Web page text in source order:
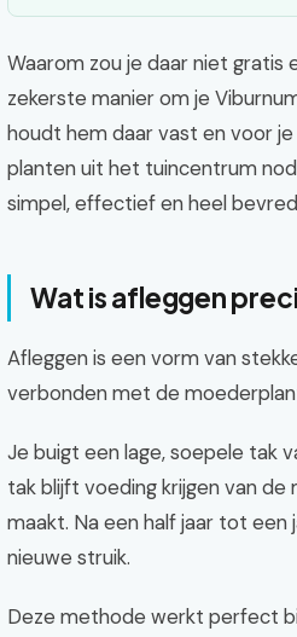
Waarom zou je daar niet gratis
zekerste manier om je
houdt hem daar vast en voor
planten uit het tuincentrum
simpel, effectief en heel
Wat is afleggen
Afleggen is een vorm van
verbonden met de
Je buigt een lage, soepele tak
tak blijft voeding krijgen van
maakt. Na een half jaar tot een
nieuwe struik.
Deze methode werkt perfect